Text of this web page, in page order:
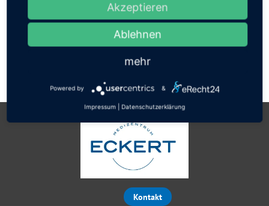
Search:
Kontakt
Akzeptieren
Ablehnen
mehr
Powered by &
Impressum Datenschutzerklärung